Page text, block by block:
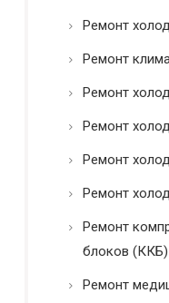
Ремонт
Ремонт
Ремонт
Ремонт
Ремонт
Ремонт
Ремонт
блоков (ККБ)
Ремонт